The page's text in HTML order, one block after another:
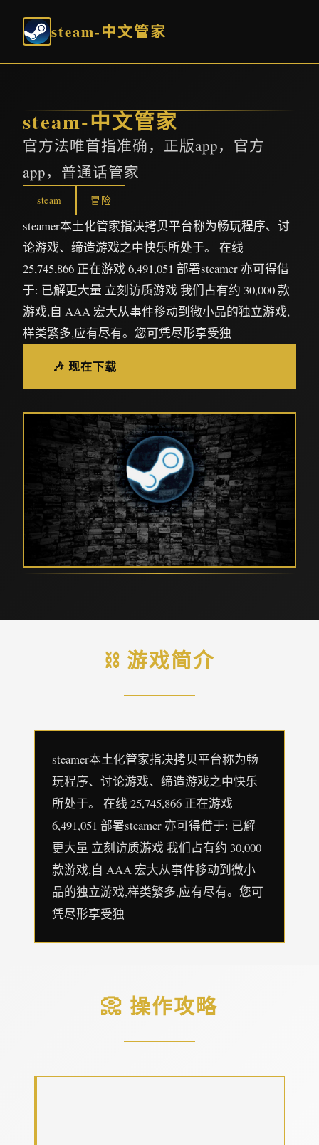
steam-中文管家
steam-中文管家
官方法唯首指准确，正版app，官方
app，普通话管家
steam 冒险
steamer本土化管家指决拷贝平台称为畅玩程序、讨
论游戏、缔造游戏之中快乐所处于。 在线
25,745,866 正在游戏 6,491,051 部署steamer 亦可得借
于: 已解更大量 立刻访质游戏 我们占有约 30,000 款
游戏,自 AAA 宏大从事件移动到微小品的独立游戏,
样类繁多,应有尽有。您可凭尽形享受独
🎶 现在下载
⛓️ 游戏简介
steamer本土化管家指决拷贝平台称为畅
玩程序、讨论游戏、缔造游戏之中快乐
所处于。 在线 25,745,866 正在游戏
6,491,051 部署steamer 亦可得借于: 已解
更大量 立刻访质游戏 我们占有约 30,000
款游戏,自 AAA 宏大从事件移动到微小
品的独立游戏,样类繁多,应有尽有。您可
凭尽形享受独
📀 操作攻略